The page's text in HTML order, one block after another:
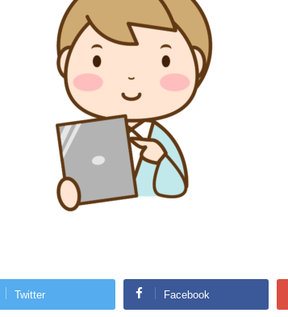
Twitter Facebook